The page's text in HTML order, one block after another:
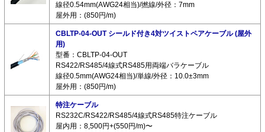
線径0.54mm(AWG24相当)/撚線/外径：7mm
屋外用：(850円/m)
CBLTP-04-OUT シールド付き4対ツイストペアケーブル (屋外
用)
型番：CBLTP-04-OUT
RS422/RS485/4線式RS485用両端バラケーブル
線径0.5mm(AWG24相当)/単線/外径：10.0±3mm
屋外用：(850円/m)
特注ケーブル
RS232C/RS422/RS485/4線式RS485特注ケーブル
屋内用：8,500円+(550円/m)〜